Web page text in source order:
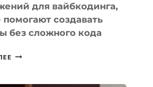
для вайбкодинга,
создавать
без сложного кода
7